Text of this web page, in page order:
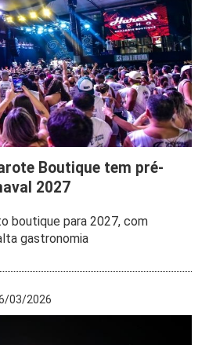
Boutique tem pré-
2027
boutique para 2027, com
gastronomia
03/2026